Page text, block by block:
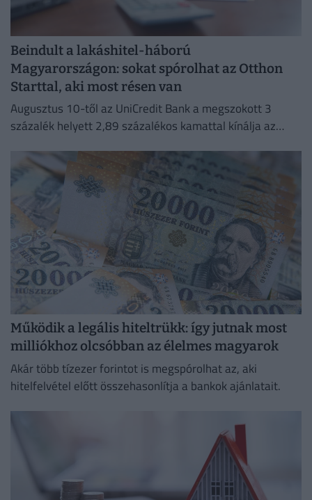
Beindult a lakáshitel-háború
Magyarországon: sokat spórolhat az Otthon
Starttal, aki most résen van
Augusztus 10-től az UniCredit Bank a megszokott 3
százalék helyett 2,89 százalékos kamattal kínálja az
Működik a legális hiteltrükk: így jutnak most
milliókhoz olcsóbban az élelmes magyarok
Akár több tízezer forintot is megspórolhat az, aki
hitelfelvétel előtt összehasonlítja a bankok ajánlatait.